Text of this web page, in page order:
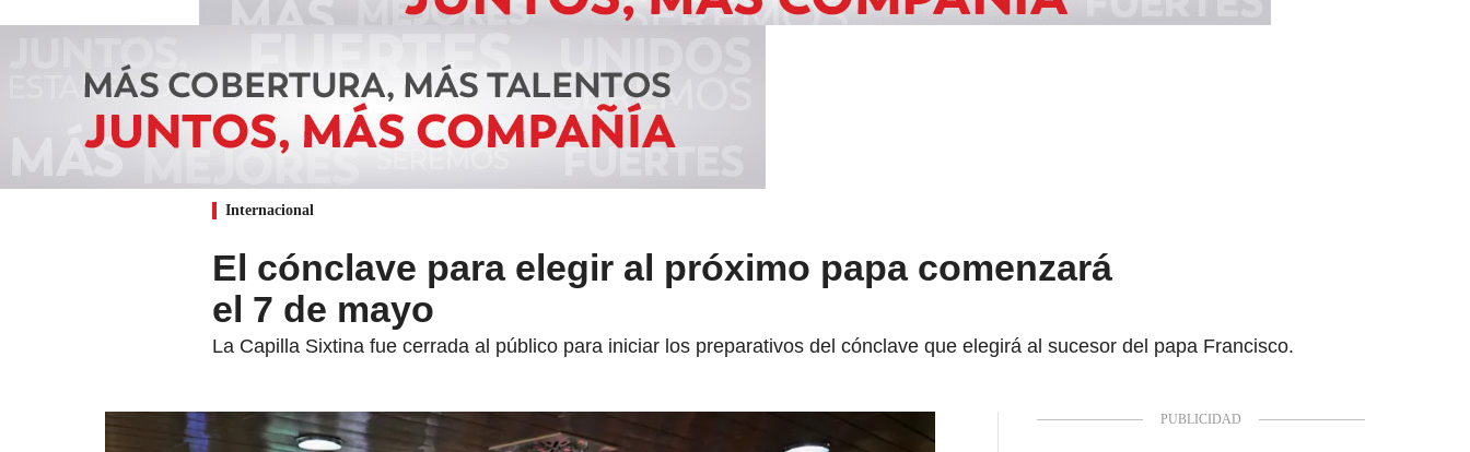
Internacional
El cónclave para elegir al próximo papa comenzará
el 7 de mayo
La Capilla Sixtina fue cerrada al público para iniciar los preparativos del cónclave que elegirá al sucesor del papa Francisco.